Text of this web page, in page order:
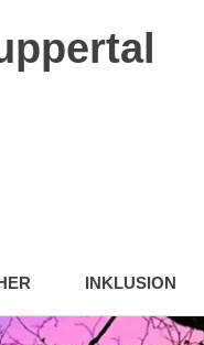
INKLUSION